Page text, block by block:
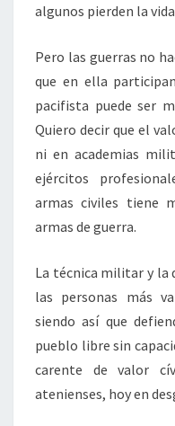
algunos pierden la
Pero las guerras no
que en ella
pacifista puede ser
Quiero decir que el
ni en academias
ejércitos
armas civiles tiene
armas de guerra.
La técnica militar y la
las personas más
siendo así que
pueblo libre sin
carente de valor
atenienses, hoy en